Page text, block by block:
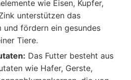
wie Eisen, Kupfer,
unterstützen das
und fördern ein gesundes
Tiere.
Das Futter besteht aus
wie Hafer, Gerste,